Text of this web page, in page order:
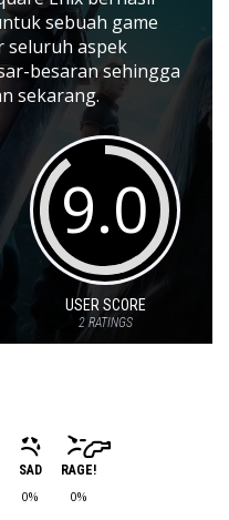
sebuah game
seluruh aspek
besaran sehingga
sekarang.
9.0
USER SCORE
2RATINGS
SAD
0%
RAGE!
0%